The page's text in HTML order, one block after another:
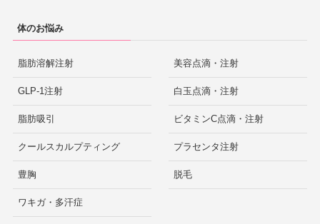
体のお悩み
脂肪溶解注射
GLP-1注射
脂肪吸引
クールスカルプティング
豊胸
ワキガ・多汗症
美容点滴・注射
白玉点滴・注射
ビタミンC点滴・注射
プラセンタ注射
脱毛